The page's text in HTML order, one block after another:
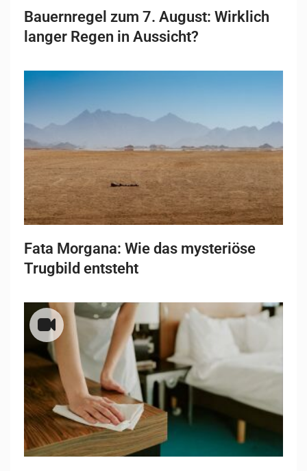
Bauernregel zum 7. August: Wirklich
langer Regen in Aussicht?
Fata Morgana: Wie das mysteriöse
Trugbild entsteht